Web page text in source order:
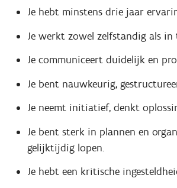
Je hebt minstens drie jaar
Je werkt zowel zelfstandig als
Je communiceert duidelijk en
Je bent nauwkeurig,
Je neemt initiatief, denkt
Je bent sterk in plannen en
gelijktijdig lopen.
Je hebt een kritische